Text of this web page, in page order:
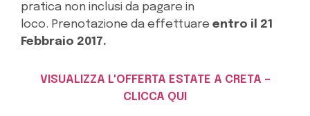
pratica non inclusi da pagare in
loco. Prenotazione da effettuare entro il 21
Febbraio 2017.
VISUALIZZA L'OFFERTA ESTATE A CRETA –
CLICCA QUI